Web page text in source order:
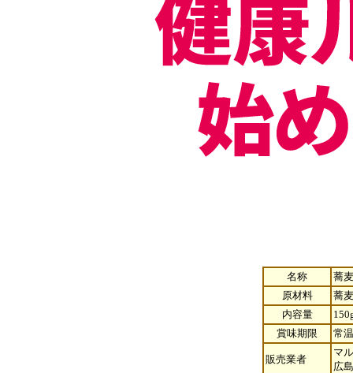
名称
蕎
原材料
蕎
内容量
賞味期限
常
販売業者
マ
広